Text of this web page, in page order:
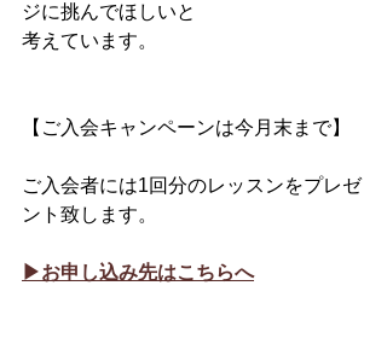
ジに挑んでほしいと
考えています。
【ご入会キャンペーンは今月末まで】
ご入会者には1回分のレッスンをプレゼ
ント致します。
▶︎お申し込み先はこちらへ